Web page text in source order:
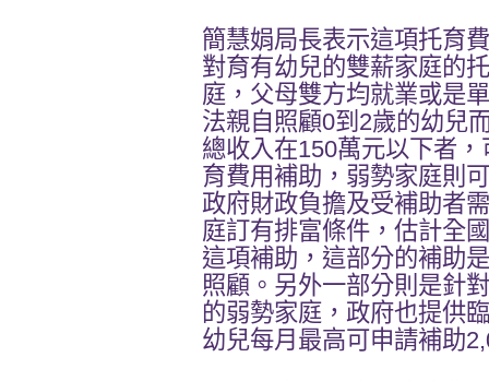
簡慧娟局長表示這項托育
對育有幼兒的雙薪家庭的
庭，父母雙方均就業或是
法親自照顧0到2歲的幼兒
總收入在150萬元以下者
育費用補助，弱勢家庭則
政府財政負擔及受補助者
庭訂有排富條件，估計全
這項補助，這部分的補助
照顧。另外一部分則是針
的弱勢家庭，政府也提供
幼兒每月最高可申請補助